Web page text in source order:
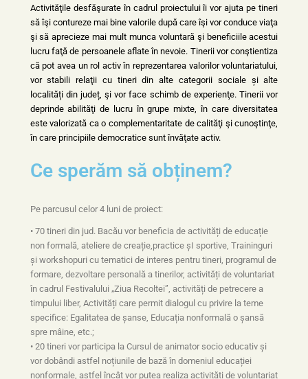
Activităţile desfăşurate în cadrul proiectului îi vor ajuta pe tineri
să îşi contureze mai bine valorile după care îşi vor conduce viaţa
şi să aprecieze mai mult munca voluntară şi beneficiile acestui
lucru faţă de persoanele aflate în nevoie. Tinerii vor conştientiza
că pot avea un rol activ în reprezentarea valorilor voluntariatului,
vor stabili relaţii cu tineri din alte categorii sociale și alte
localități din județ, şi vor face schimb de experienţe. Tinerii vor
deprinde abilităţi de lucru în grupe mixte, în care diversitatea
este valorizată ca o complementaritate de calităţi şi cunoştinţe,
în care principiile democratice sunt învăţate activ.
Ce sperăm să obținem?
Pe parcusul celor 4 luni de proiect:
• 70 tineri din jud. Bacău vor beneficia de activități de educație
non formală, ateliere de creație,practice șI sportive, Traininguri
și workshopuri cu tematici de interes pentru tineri, programul de
formare, dezvoltare personală a tinerilor, activități de voluntariat
în cadrul Festivalului „Ziua Recoltei”, activități de petrecere a
timpului liber, Activități care permit dialogul cu privire la teme
specifice: Egalitatea de șanse, Educația nonformală o șansă
spre mâine, etc.;
• 20 tineri vor participa la Cursul de animator socio educativ și
vor dobândi astfel noțiunile de bază în domeniul educației
nonformale, astfel încât vor putea realiza activități de voluntariat